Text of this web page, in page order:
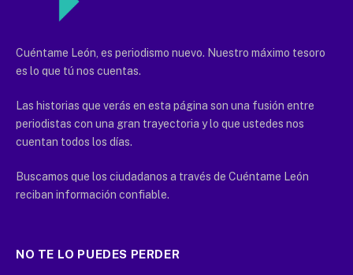
Cuéntame León, es periodismo nuevo. Nuestro máximo tesoro
es lo que tú nos cuentas.
Las historias que verás en esta página son una fusión entre
periodistas con una gran trayectoria y lo que ustedes nos
cuentan todos los días.
Buscamos que los ciudadanos a través de Cuéntame León
reciban información confiable.
NO TE LO PUEDES PERDER